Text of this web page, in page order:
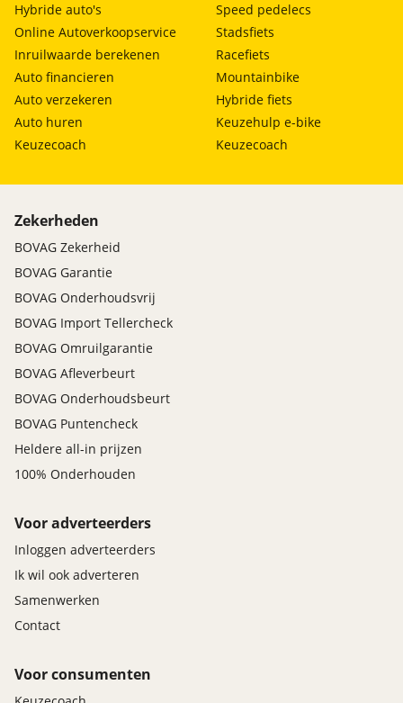
Hybride auto's
Online Autoverkoopservice
Inruilwaarde berekenen
Auto financieren
Auto verzekeren
Auto huren
Keuzecoach
Speed pedelecs
Stadsfiets
Racefiets
Mountainbike
Hybride fiets
Keuzehulp e-bike
Keuzecoach
Zekerheden
BOVAG Zekerheid
BOVAG Garantie
BOVAG Onderhoudsvrij
BOVAG Import Tellercheck
BOVAG Omruilgarantie
BOVAG Afleverbeurt
BOVAG Onderhoudsbeurt
BOVAG Puntencheck
Heldere all-in prijzen
100% Onderhouden
Voor adverteerders
Inloggen adverteerders
Ik wil ook adverteren
Samenwerken
Contact
Voor consumenten